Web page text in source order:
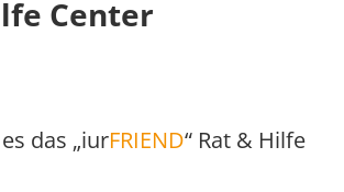
Center
das „iurFRIEND“ Rat & Hilfe